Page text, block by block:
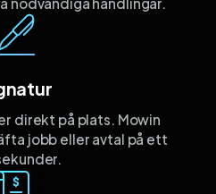
direkt på plats. Mowin
jobb eller avtal på ett